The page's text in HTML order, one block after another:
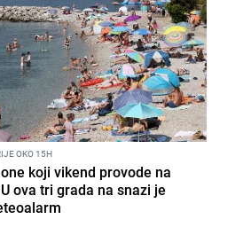
OKO 15H
koji vikend provode na
ova tri grada na snazi je